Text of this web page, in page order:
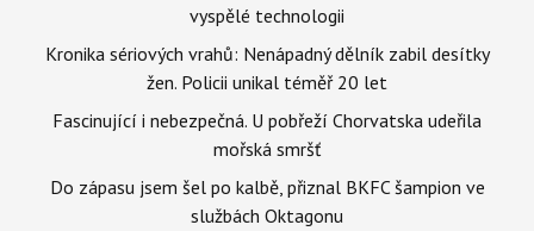
vyspělé technologii
Kronika sériových vrahů: Nenápadný dělník zabil desítky
žen. Policii unikal téměř 20 let
Fascinující i nebezpečná. U pobřeží Chorvatska udeřila
mořská smršť
Do zápasu jsem šel po kalbě, přiznal BKFC šampion ve
službách Oktagonu